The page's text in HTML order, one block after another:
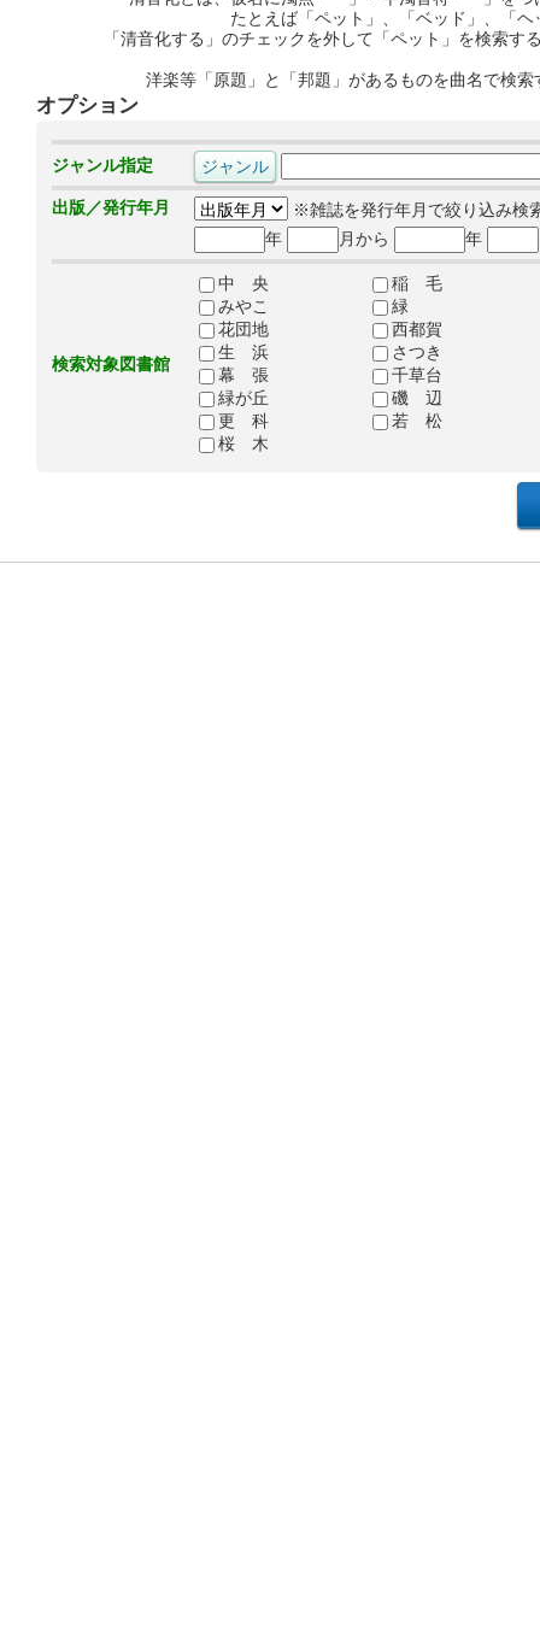
たとえば「ペット」、「ベッド」、「
「清音化する」のチェックを外して「ペット」を検索
洋楽等「原題」と「邦題」があるものを曲名で検
オプション
ジャンル指定
出版／発行年月
※雑誌を発行年月で絞り込み検
年
月から 年
検索対象図書館
中 央
稲 毛
みやこ
緑
花団地
西都賀
生 浜
さつき
幕 張
千草台
緑が丘
磯 辺
更 科
若 松
桜 木